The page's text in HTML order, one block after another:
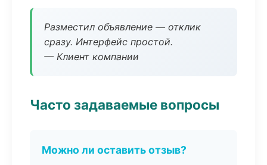
Разместил объявление — отклик
сразу. Интерфейс простой.
— Клиент компании
Часто задаваемые вопросы
Можно ли оставить отзыв?